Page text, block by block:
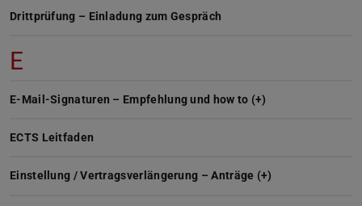
Drittprüfung – Einladung zum Gespräch
E
E-Mail-Signaturen – Empfehlung und how to (+)
ECTS Leitfaden
Einstellung / Vertragsverlängerung – Anträge (+)